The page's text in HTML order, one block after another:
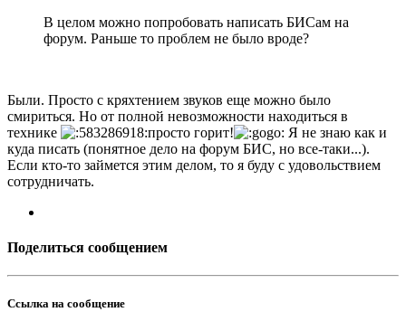
В целом можно попробовать написать БИСам на
форум. Раньше то проблем не было вроде?
Были. Просто с кряхтением звуков еще можно было
смириться. Но от полной невозможности находиться в
технике
просто горит!
Я не знаю как и
куда писать (понятное дело на форум БИС, но все-таки...).
Если кто-то займется этим делом, то я буду с удовольствием
сотрудничать.
Поделиться сообщением
Ссылка на сообщение